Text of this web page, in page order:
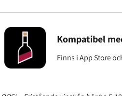
Kompatibel
Finns i App Store